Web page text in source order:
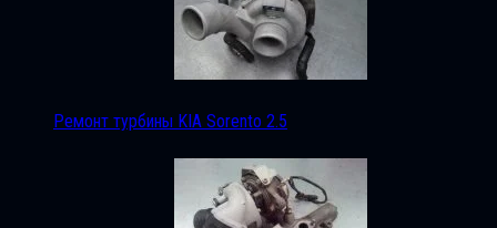
Ремонт турбины KIA Sorento 2.5